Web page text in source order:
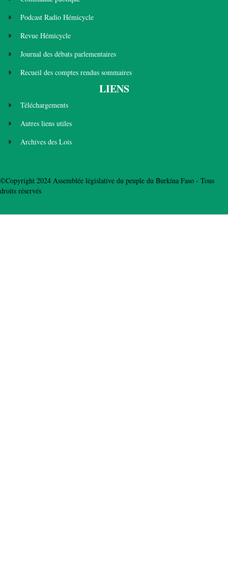
Podcast Radio Hémicycle
Revue Hémicycle
Journal des débats parlementaires
Recueil des comptes rendus sommaires
LIENS
Téléchargements
Autres liens utiles
Archives des Lois
©Copyright 2024 Assemblée législative du peuple du Burkina Faso - Tous
droits réservés